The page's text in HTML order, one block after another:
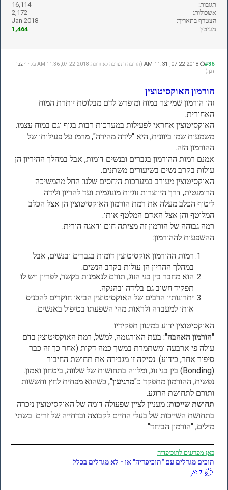
תגובות:
16,114
אשכולות:
2,172
הצטרף בתאריך:
Jan 2018
מוניטין:
1,464
#36 (הודעה זו נערכה לאחרונה: 07-22-2018, 11:36 AM על ידי
צבי
דגן .)
הורמון האוקסיטוצין
זהו הורמון שמיוצר במוח ומופרש לדם מבלוטת יותרת המוח
האחורית.
האוקסיטוצין אחראי לפעילות במערכות רבות בגוף וגם במוח עצמו.
משמעות שמו ביוונית, היא "לידה מהירה", מרמז על פעילותו של
ההורמון הזה.
אמנם רמות ההורמון בגברים ובנשים דומות, אבל במהלך ההיריון הן
עולות בקרב נשים בשיעורים משתנים.
האוקסיטוצין מעורב במערכות היחסים שלנו: החל מהמשיכה
הרומנטית, דרך היווצרות זוגיות מונוגמית ועד להריון ולידה.
ליטוף הכלב מעלה את רמת הורמון האוקסיטוצין הן אצל הכלב
המלוטף והן אצל האדם המלטף אותו.
רמה גבוהה של הורמון זה מציתה חום ודאגה הורית.
ההשפעות לההורמון:
רמות ההורמון אוקסיטוצין דומות בגברים ובנשים, אבל
במהלך ההריון הן עולות בקרב הנשים.
הוא מחבר בין בני הזוג, תורם לנאמנות בקשר, לפריון ויש לו
תפקיד חשוב גם בלידה ובהנקה.
יתרונותיו הרבים של האוקסיטוצין הביאו חוקרים להכניס
אותו למעבדה ולראות מהי השפעתו בטיפול באנשים.
האוקסיטוצין ידוע במיגוון תפקידיו:
"הורמון האהבה": בעת האורגזמה, למשל, רמת האוקסיטוצין בדם
עולה פי ארבעה ומשתמרת במשך כמה דקות (אחר כך זה כבר
סיפור אחר, כידוע). נסיקה זו מגבירה את תחושת החיבור
(Bonding) בין בני זוג, ומלווה בתחושות של שלווה, ביטחון ואמון.
נפשית, ההורמון מתפקד כ"מרגיעון", כשהוא מפחית לחץ וחששות
ותורם לתחושת הרוגע.
תחושת שייכות: מעניין לציין שפעולה דומה של האוקסיטוצין ניכרה
בתחושת השייכות של בעלי החיים לקבוצה ובדחייה של זרים. בשתי
מילים, "הורמון הביחד".
כאן מפרגנים לתוכיפדיה
תוכים מגדלים עם "תוכיפדיה" או - לא מגדלים בכלל